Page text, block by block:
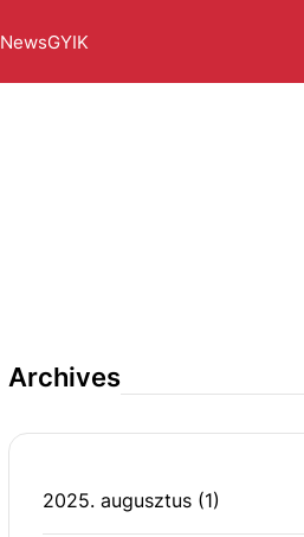
NewsGYIK
Archives
2025. augusztus (1)